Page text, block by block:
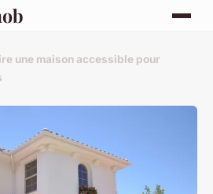
une maison accessible pour